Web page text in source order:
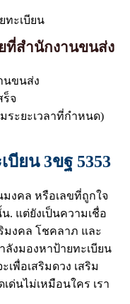
ทะเบียน
ที่สำนักงานขนส่ง
นขนส่ง
ร็จ
ระยะเวลาที่กำหนด)
บียน 3ขฐ 5353
มงคล หรือเลขที่ถูกใจ
. แต่ยังเป็นความเชื่อ
งคล โชคลาภ และ
งมองหาป้ายทะเบียน
เพื่อเสริมดวง เสริม
ด่นไม่เหมือนใคร เรา